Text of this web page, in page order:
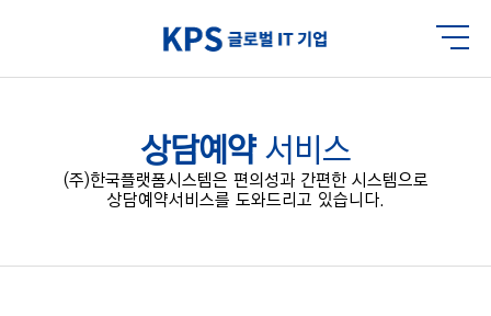
상담예약서비스
(주)한국플랫폼시스템은 편의성과 간편한 시스템으로
상담예약서비스를 도와드리고 있습니다.